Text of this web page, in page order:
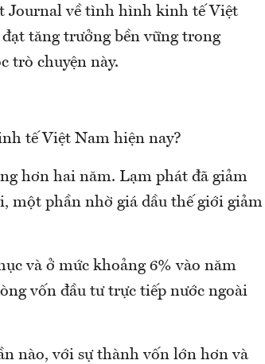
Journal về tình hình kinh tế Việt
tăng trưởng bền vững trong
trò chuyện này.
tế Việt Nam hiện nay?
hơn hai năm. Lạm phát đã giảm
một phần nhờ giá dầu thế giới giảm
và ở mức khoảng 6% vào năm
vốn đầu tư trực tiếp nước ngoài
nào, với sự thành vốn lớn hơn và